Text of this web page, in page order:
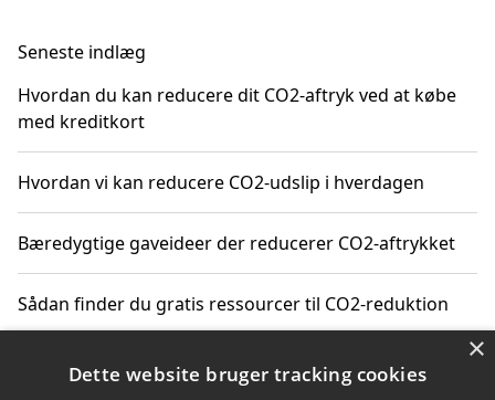
Seneste indlæg
Hvordan du kan reducere dit CO2-aftryk ved at købe
med kreditkort
Hvordan vi kan reducere CO2-udslip i hverdagen
Bæredygtige gaveideer der reducerer CO2-aftrykket
Sådan finder du gratis ressourcer til CO2-reduktion
Hvordan gadgets til hjemmet kan reducere CO2-udslip ×
Dette website bruger tracking cookies